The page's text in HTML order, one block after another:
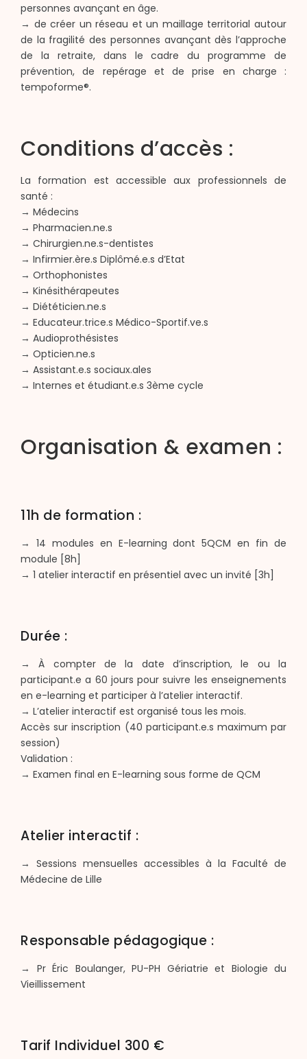
personnes avançant en âge.
→ de créer un réseau et un maillage territorial autour
de la fragilité des personnes avançant dès l’approche
de la retraite, dans le cadre du programme de
prévention, de repérage et de prise en charge :
tempoforme®.
Conditions d’accès :
La formation est accessible aux professionnels de
santé :
→ Médecins
→ Pharmacien.ne.s
→ Chirurgien.ne.s-dentistes
→ Infirmier.ère.s Diplômé.e.s d’Etat
→ Orthophonistes
→ Kinésithérapeutes
→ Diététicien.ne.s
→ Educateur.trice.s Médico-Sportif.ve.s
→ Audioprothésistes
→ Opticien.ne.s
→ Assistant.e.s sociaux.ales
→ Internes et étudiant.e.s 3ème cycle
Organisation & examen :
11h de formation :
→ 14 modules en E-learning dont 5QCM en fin de
module [8h]
→ 1 atelier interactif en présentiel avec un invité [3h]
Durée :
→ À compter de la date d’inscription, le ou la
participant.e a 60 jours pour suivre les enseignements
en e-learning et participer à l’atelier interactif.
→ L’atelier interactif est organisé tous les mois.
Accès sur inscription (40 participant.e.s maximum par
session)
Validation :
→ Examen final en E-learning sous forme de QCM
Atelier interactif :
→ Sessions mensuelles accessibles à la Faculté de
Médecine de Lille
Responsable pédagogique :
→ Pr Éric Boulanger, PU-PH Gériatrie et Biologie du
Vieillissement
Tarif Individuel 300 €